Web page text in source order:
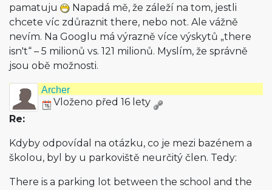
pamatuju
Napadá mě, že záleží na tom, jestli
chcete víc zdůraznit there, nebo not. Ale vážně
nevím. Na Googlu má výrazně více výskytů „there
isn't“ – 5 milionů vs. 121 milionů. Myslím, že správně
jsou obě možnosti.
Archer
Vloženo před 16 lety
Re:
Kdyby odpovídal na otázku, co je mezi bazénem a
školou, byl by u parkoviště neurčitý člen. Tedy:
There is a parking lot between the school and the